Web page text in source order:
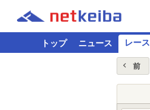
トップ ニュース レース
前